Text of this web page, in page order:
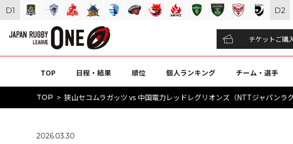
チケットご購
TOP 日程・結果 順位 個人ランキング チーム・選手
TOP 狭山セコムラガッツ vs 中国電力レッドレグリオンズ（NTTジャパンラ
2026.03.30
D1 D2